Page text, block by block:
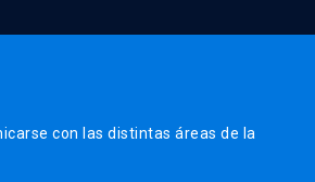
con las distintas áreas de la